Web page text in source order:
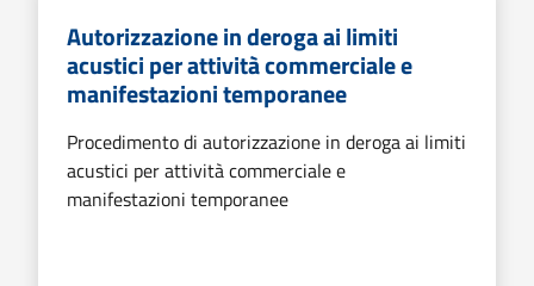
Autorizzazione in deroga ai limiti
acustici per attività commerciale e
manifestazioni temporanee
Procedimento di autorizzazione in deroga ai limiti
acustici per attività commerciale e
manifestazioni temporanee